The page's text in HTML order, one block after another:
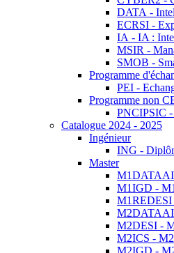
DATA -
ECRSI -
IA - IA :
MSIR -
SMOB -
Programme
PEI -
Programme non
PNCIPSIC
Catalogue 2024 - 2025
Ingénieur
ING -
Master
M1DATAAI
M1IGD -
M1REDESI
M2DATAAI
M2DESI -
M2ICS - M2
M2IGD -